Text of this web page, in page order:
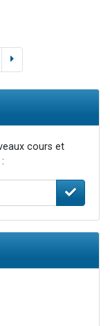
cours et